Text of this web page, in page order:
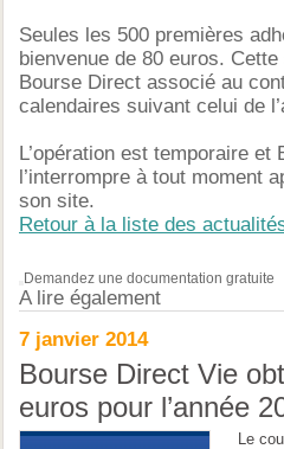
Seules les 500 premières
bienvenue de 80 euros.
Bourse Direct associé au
calendaires suivant celui de
L’opération est temporaire
l’interrompre à tout moment
son site.
Retour à la liste des
Demandez une documentation gratuite
A lire également
7 janvier 2014
Bourse Direct Vie
euros pour l’année
Le